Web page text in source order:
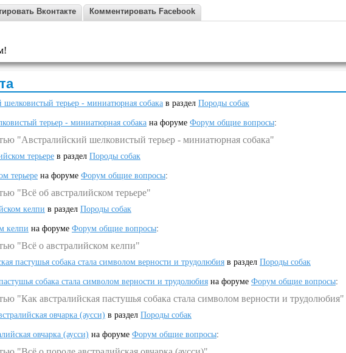
Вконтакте Комментировать Facebook
шелковистый терьер - миниатюрная собака в раздел Породы собак
терьер - миниатюрная собака на форуме Форум общие вопросы:
"Австралийский шелковистый терьер - миниатюрная собака"
терьере в раздел Породы собак
терьере на форуме Форум общие вопросы:
"Всё об австралийском терьере"
келпи в раздел Породы собак
келпи на форуме Форум общие вопросы:
"Всё о австралийском келпи"
пастушья собака стала символом верности и трудолюбия в раздел Породы собак
собака стала символом верности и трудолюбия на форуме Форум общие вопросы:
"Как австралийская пастушья собака стала символом верности и трудолюбия"
овчарка (аусси) в раздел Породы собак
овчарка (аусси) на форуме Форум общие вопросы: